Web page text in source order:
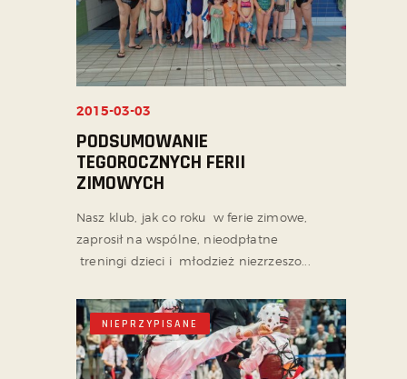
2015-03-03
PODSUMOWANIE
TEGOROCZNYCH FERII
ZIMOWYCH
Nasz klub, jak co roku w ferie zimowe,
zaprosił na wspólne, nieodpłatne
treningi dzieci i młodzież niezrzeszo...
NIEPRZYPISANE